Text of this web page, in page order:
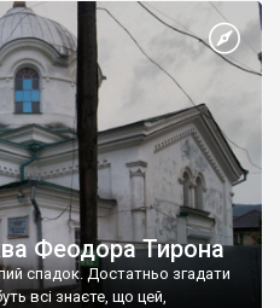
Феодора Тирона
спадок. Достатньо згадати
всі знаєте, що цей,